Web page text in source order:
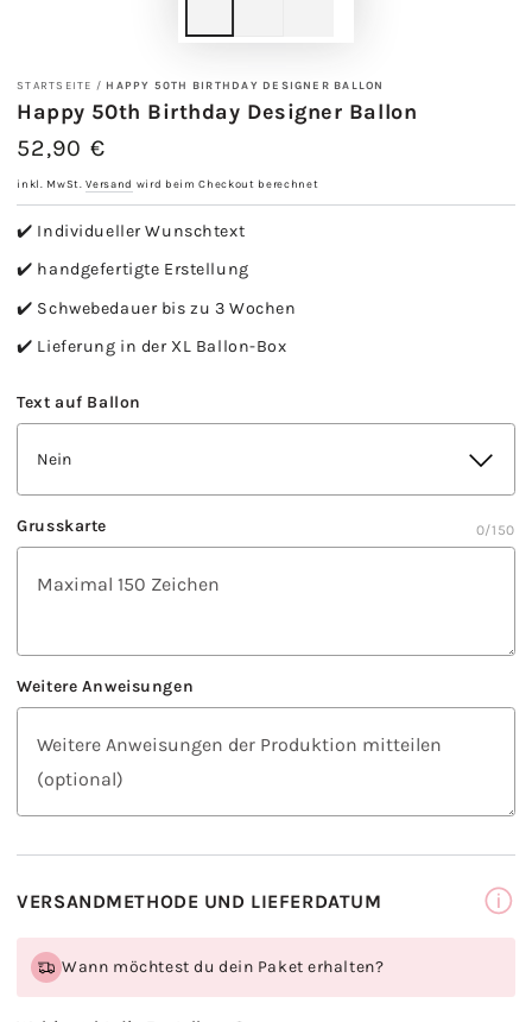
STARTSEITE / HAPPY 50TH BIRTHDAY DESIGNER BALLON
Happy 50th Birthday Designer Ballon
Regulärer
52,90 €
inkl. MwSt.Versand wird beim Checkout berechnet
✔️ Individueller Wunschtext
✔️ handgefertigte Erstellung
✔️ Schwebedauer bis zu 3 Wochen
✔️ Lieferung in der XL Ballon-Box